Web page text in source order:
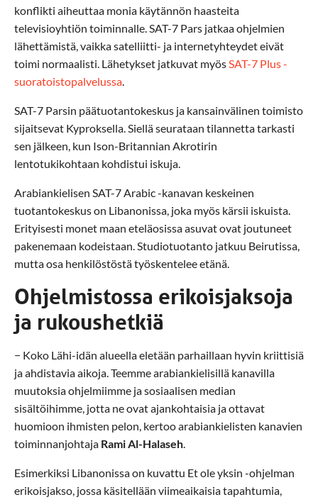
konflikti aiheuttaa monia käytännön haasteita
televisioyhtiön toiminnalle. SAT-7 Pars jatkaa ohjelmien
lähettämistä, vaikka satelliitti- ja internetyhteydet eivät
toimi normaalisti. Lähetykset jatkuvat myös SAT-7 Plus -
suoratoistopalvelussa
SAT-7 Parsin päätuotantokeskus ja kansainvälinen toimisto
sijaitsevat Kyproksella. Siellä seurataan tilannetta tarkasti
sen jälkeen, kun Ison-Britannian Akrotirin
lentotukikohtaan kohdistui iskuja.
Arabiankielisen SAT-7 Arabic -kanavan keskeinen
tuotantokeskus on Libanonissa, joka myös kärsii iskuista.
Erityisesti monet maan eteläosissa asuvat ovat joutuneet
pakenemaan kodeistaan. Studiotuotanto jatkuu Beirutissa,
mutta osa henkilöstöstä työskentelee etänä.
Ohjelmistossa erikoisjaksoja
ja rukoushetkiä
− Koko Lähi-idän alueella eletään parhaillaan hyvin kriittisiä
ja ahdistavia aikoja. Teemme arabiankielisillä kanavilla
muutoksia ohjelmiimme ja sosiaalisen median
sisältöihimme, jotta ne ovat ajankohtaisia ja ottavat
huomioon ihmisten pelon, kertoo arabiankielisten kanavien
toiminnanjohtaja Rami Al-Halaseh
Esimerkiksi Libanonissa on kuvattu Et ole yksin -ohjelman
erikoisjakso, jossa käsitellään viimeaikaisia tapahtumia,